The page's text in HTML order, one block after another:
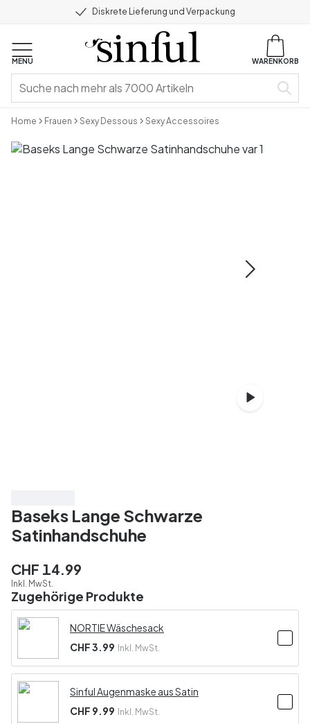
Diskrete Lieferung und Verpackung
MENU WARENKORB
Home Frauen Sexy Dessous Sexy Accessoires
Baseks Lange Schwarze
Satinhandschuhe
CHF 14.99
Inkl. MwSt.
Zugehörige Produkte
NORTIE Wäschesack
CHF 3.99 Inkl. MwSt.
Sinful Augenmaske aus Satin
CHF 9.99 Inkl. MwSt.